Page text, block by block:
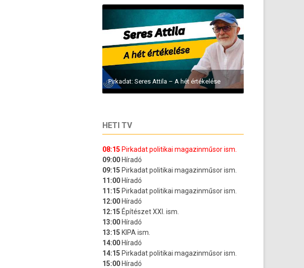
Pirkadat: Seres Attila – A hét értékelése
HETI TV